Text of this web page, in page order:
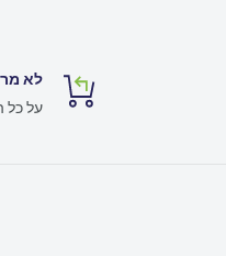
לא
על כל